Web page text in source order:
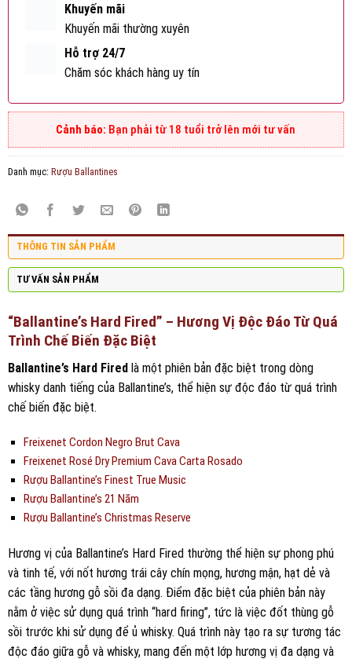
Khuyến mãi
Khuyến mãi thường xuyên
Hỗ trợ 24/7
Chăm sóc khách hàng uy tín
Bạn phải từ 18 tuổi trở lên mới tư vấn
Danh mục: Rượu Ballantines
THÔNG TIN SẢN PHẨM
TƯ VẤN SẢN PHẨM
“Ballantine’s Hard Fired” – Hương Vị Độc Đáo Từ Quá
Trình Chế Biến Đặc Biệt
Ballantine’s Hard Fired là một phiên bản đặc biệt trong dòng
whisky danh tiếng của Ballantine’s, thể hiện sự độc đáo từ quá trình
chế biến đặc biệt.
Freixenet Cordon Negro Brut Cava
Freixenet Rosé Dry Premium Cava Carta Rosado
Rượu Ballantine’s Finest True Music
Rượu Ballantine’s 21 Năm
Rượu Ballantine’s Christmas Reserve
Hương vị của Ballantine’s Hard Fired thường thể hiện sự phong phú
và tinh tế, với nốt hương trái cây chín mọng, hương mận, hạt dẻ và
các tầng hương gỗ sồi đa dạng. Điểm đặc biệt của phiên bản này
nằm ở việc sử dụng quá trình “hard firing”, tức là việc đốt thùng gỗ
sồi trước khi sử dụng để ủ whisky. Quá trình này tạo ra sự tương tác
độc đáo giữa gỗ và whisky, mang đến một lớp hương vị đa dạng và